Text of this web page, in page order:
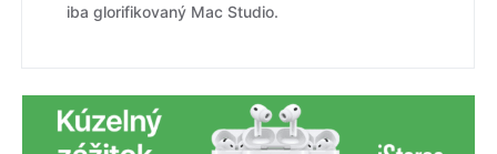
iba glorifikovaný Mac Studio.